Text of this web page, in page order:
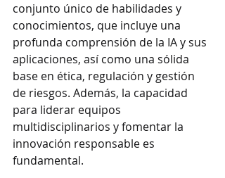
conjunto único de habilidades y
conocimientos, que incluye una
profunda comprensión de la IA y sus
aplicaciones, así como una sólida
base en ética, regulación y gestión
de riesgos. Además, la capacidad
para liderar equipos
multidisciplinarios y fomentar la
innovación responsable es
fundamental.